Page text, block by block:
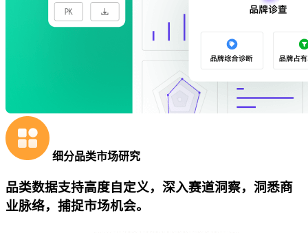
细分品类市场研究
品类数据支持高度自定义，深入赛道洞察，洞悉商
业脉络，捕捉市场机会。